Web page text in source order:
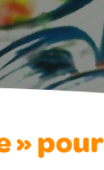
» pour